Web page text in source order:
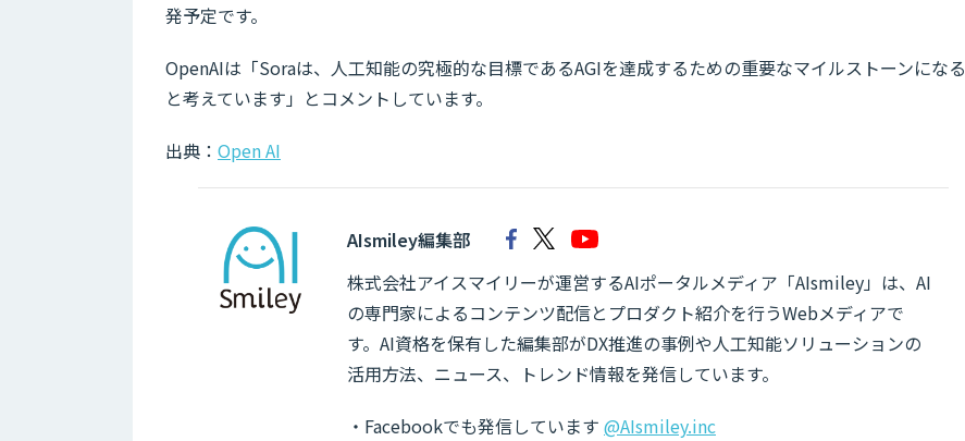
発予定です。
OpenAIは「Soraは、人工知能の究極的な目標であるAGIを達成するための重要なマイルストーンになる
と考えています」とコメントしています。
出典： Open AI
AIsmiley編集部
株式会社アイスマイリーが運営するAIポータルメディア「AIsmiley」は、AI
の専門家によるコンテンツ配信とプロダクト紹介を行うWebメディアで
す。AI資格を保有した編集部がDX推進の事例や人工知能ソリューションの
活用方法、ニュース、トレンド情報を発信しています。
・Facebookでも発信しています @AIsmiley.inc